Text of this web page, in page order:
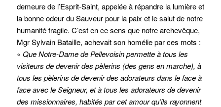
demeure de l’Esprit-Saint, appelée à répandre la lumière et
la bonne odeur du Sauveur pour la paix et le salut de notre
humanité fragile. C’est en ce sens que notre archevêque,
Mgr Sylvain Bataille, achevait son homélie par ces mots :
« Que Notre-Dame de Pellevoisin permette à tous les
visiteurs de devenir des pèlerins (des gens en marche), à
tous les pèlerins de devenir des adorateurs dans le face à
face avec le Seigneur, et à tous les adorateurs de devenir
des missionnaires, habités par cet amour qu’ils rayonnent